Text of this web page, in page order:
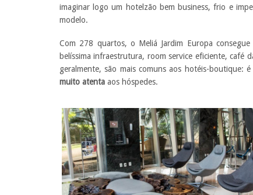
imaginar logo um hotelzão bem business, frio e
modelo.
Com 278 quartos, o Meliá Jardim Europa consegue
belíssima infraestrutura, room service eficiente, café
geralmente, são mais comuns aos hotéis-boutique:
muito atenta aos hóspedes.